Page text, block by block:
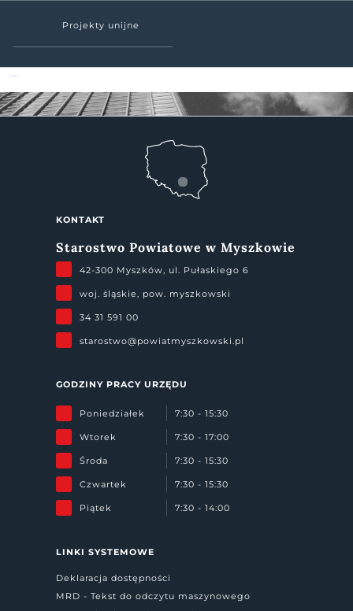
Projekty unijne
KONTAKT
Starostwo Powiatowe w Myszkowie
42-300 Myszków, ul. Pułaskiego 6
woj. śląskie, pow. myszkowski
34 31 591 00
starostwo@powiatmyszkowski.pl
GODZINY PRACY URZĘDU
Poniedziałek 7:30 - 15:30
Wtorek 7:30 - 17:00
Środa 7:30 - 15:30
Czwartek 7:30 - 15:30
Piątek 7:30 - 14:00
LINKI SYSTEMOWE
Deklaracja dostępności
MRD - Tekst do odczytu maszynowego